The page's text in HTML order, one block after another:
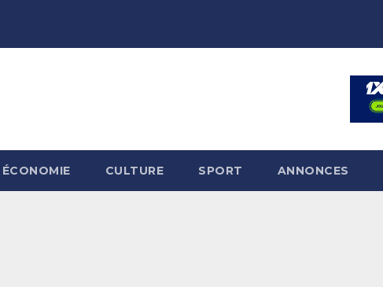
ÉCONOMIE CULTURE SPORT ANNONCES